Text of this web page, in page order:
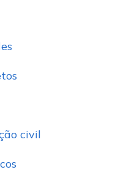
civil